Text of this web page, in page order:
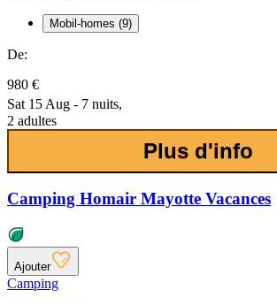
Mobil-homes (9)
De:
980 €
Sat 15 Aug - 7 nuits,
2 adultes
Plus d'info
Camping Homair Mayotte Vacances
Ajouter
Camping